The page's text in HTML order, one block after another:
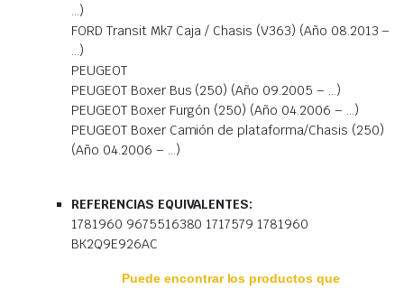
…)
FORD Transit Mk7 Caja / Chasis (V363) (Año 08.2013 –
…)
PEUGEOT
PEUGEOT Boxer Bus (250) (Año 09.2005 – …)
PEUGEOT Boxer Furgón (250) (Año 04.2006 – …)
PEUGEOT Boxer Camión de plataforma/Chasis (250)
(Año 04.2006 – …)
REFERENCIAS EQUIVALENTES:
1781960 9675516380 1717579 1781960
BK2Q9E926AC
Puede encontrar los productos que